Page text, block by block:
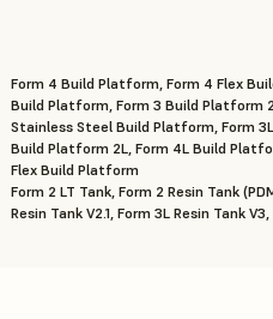
Form 4 Build Platform, Form 4 Flex
Build Platform, Form 3 Build Platform
Stainless Steel Build Platform, Form
Build Platform 2L, Form 4L Build
Flex Build Platform
Form 2 LT Tank, Form 2 Resin Tank
Resin Tank V2.1, Form 3L Resin Tank